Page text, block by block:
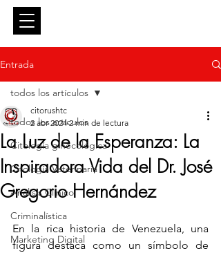
Entrada
todos los artículos
Citología ginecológica
Citología Veterinaria
Análisis Clínico
Criminalística
Marketing Digital
todos los artículos
La Luz de la Esperanza: La
Inspiradora Vida del Dr. José
Gregorio Hernández
citorushtc
2 abr 2024 2 min de lectura
En la rica historia de Venezuela, una
figura destaca como un símbolo de